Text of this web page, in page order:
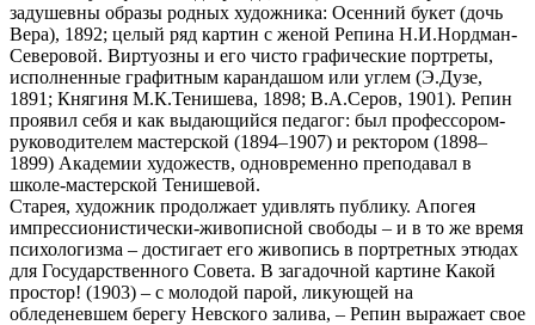
задушевны образы родных художника: Осенний букет (дочь
Вера), 1892; целый ряд картин с женой Репина Н.И.Нордман-
Северовой. Виртуозны и его чисто графические портреты,
исполненные графитным карандашом или углем (Э.Дузе,
1891; Княгиня М.К.Тенишева, 1898; В.А.Серов, 1901). Репин
проявил себя и как выдающийся педагог: был профессором-
руководителем мастерской (1894–1907) и ректором (1898–
1899) Академии художеств, одновременно преподавал в
школе-мастерской Тенишевой.
Старея, художник продолжает удивлять публику. Апогея
импрессионистически-живописной свободы – и в то же время
психологизма – достигает его живопись в портретных этюдах
для Государственного Совета. В загадочной картине Какой
простор! (1903) – с молодой парой, ликующей на
обледеневшем берегу Невского залива, – Репин выражает свое